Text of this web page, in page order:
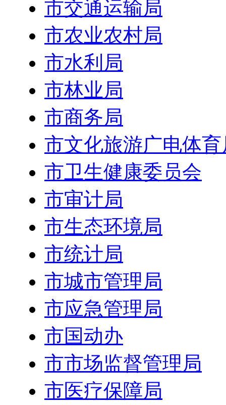
市交通运输局
市农业农村局
市水利局
市林业局
市商务局
市文化旅游广电体育
市卫生健康委员会
市审计局
市生态环境局
市统计局
市城市管理局
市应急管理局
市国动办
市市场监督管理局
市医疗保障局